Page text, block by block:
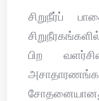
சிறுநீர்ப்
பிற
சோதனையானது